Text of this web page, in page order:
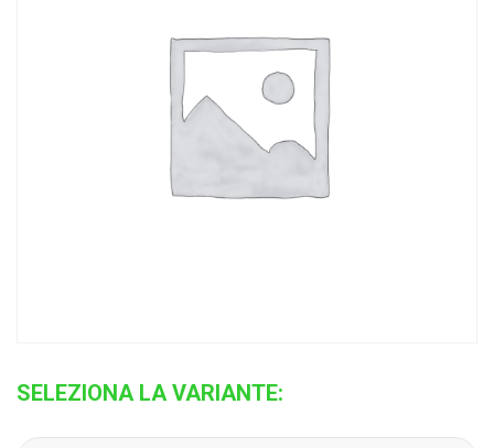
SELEZIONA LA VARIANTE: